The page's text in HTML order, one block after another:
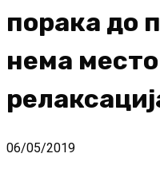
порака до
нема
06/05/2019